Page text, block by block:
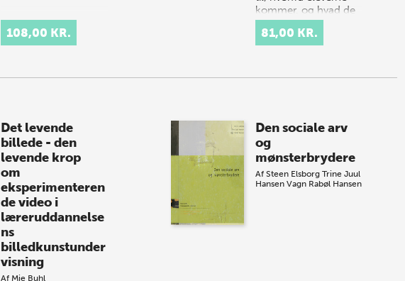
108,00 KR.
kommer, og hvad de
især forventer af
skolen.…
81,00 KR.
Det levende
billede - den
levende krop
om
eksperimenteren
de video i
læreruddannelse
ns
billedkunstunder
visning
Af Mie Buhl
Den sociale arv
og
mønsterbrydere
AfSteen Elsborg Trine Juul
Hansen Vagn Rabøl Hansen